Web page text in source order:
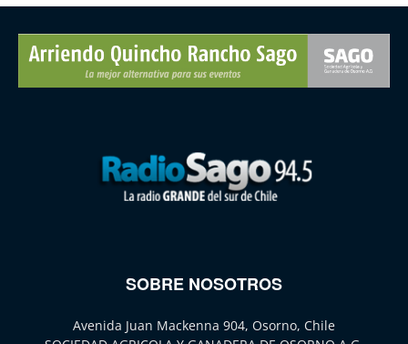
SOBRE NOSOTROS
Avenida Juan Mackenna 904, Osorno, Chile